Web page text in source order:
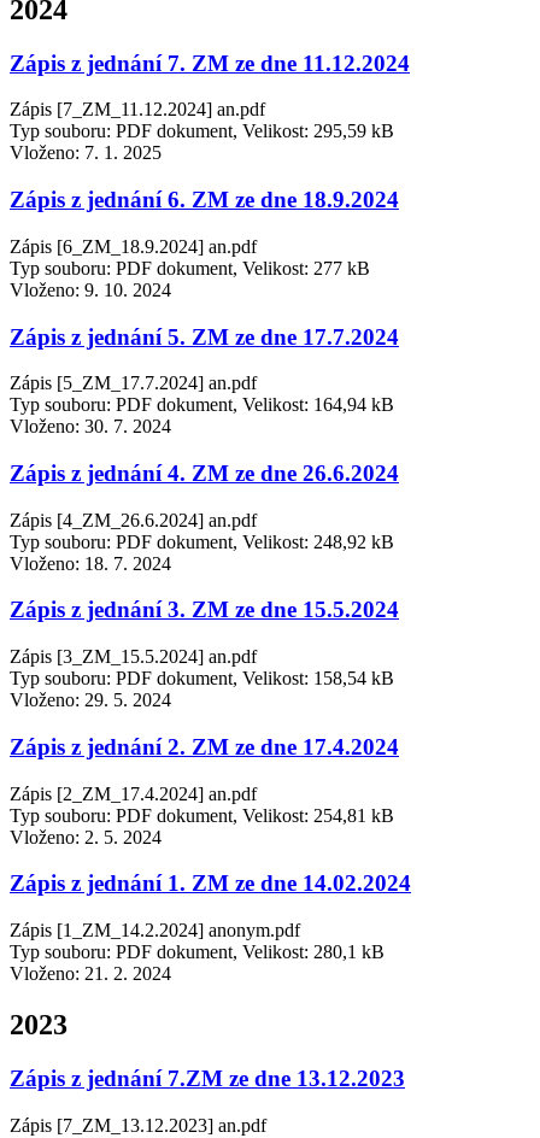
2024
Zápis z jednání 7. ZM ze dne 11.12.2024
Zápis [7_ZM_11.12.2024] an.pdf
Typ souboru: PDF dokument, Velikost: 295,59 kB
Vloženo: 7. 1. 2025
Zápis z jednání 6. ZM ze dne 18.9.2024
Zápis [6_ZM_18.9.2024] an.pdf
Typ souboru: PDF dokument, Velikost: 277 kB
Vloženo: 9. 10. 2024
Zápis z jednání 5. ZM ze dne 17.7.2024
Zápis [5_ZM_17.7.2024] an.pdf
Typ souboru: PDF dokument, Velikost: 164,94 kB
Vloženo: 30. 7. 2024
Zápis z jednání 4. ZM ze dne 26.6.2024
Zápis [4_ZM_26.6.2024] an.pdf
Typ souboru: PDF dokument, Velikost: 248,92 kB
Vloženo: 18. 7. 2024
Zápis z jednání 3. ZM ze dne 15.5.2024
Zápis [3_ZM_15.5.2024] an.pdf
Typ souboru: PDF dokument, Velikost: 158,54 kB
Vloženo: 29. 5. 2024
Zápis z jednání 2. ZM ze dne 17.4.2024
Zápis [2_ZM_17.4.2024] an.pdf
Typ souboru: PDF dokument, Velikost: 254,81 kB
Vloženo: 2. 5. 2024
Zápis z jednání 1. ZM ze dne 14.02.2024
Zápis [1_ZM_14.2.2024] anonym.pdf
Typ souboru: PDF dokument, Velikost: 280,1 kB
Vloženo: 21. 2. 2024
2023
Zápis z jednání 7.ZM ze dne 13.12.2023
Zápis [7_ZM_13.12.2023] an.pdf